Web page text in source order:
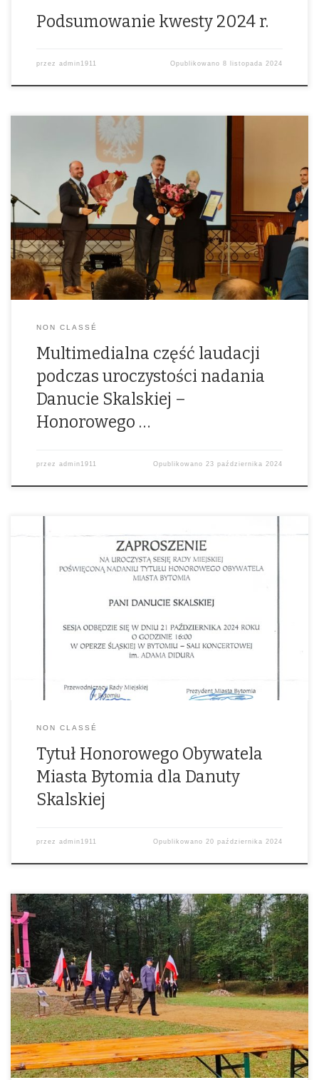
Podsumowanie kwesty 2024 r.
przez admin1911 Opublikowano8 listopada 2024
NON CLASSÉ
Multimedialna część laudacji
podczas uroczystości nadania
Danucie Skalskiej –
Honorowego …
przez admin1911 Opublikowano 23 października 2024
NON CLASSÉ
Tytuł Honorowego Obywatela
Miasta Bytomia dla Danuty
Skalskiej
przez admin1911 Opublikowano 20 października 2024
Artykuł o wydarzeniu: Stowarzyszenie Pamięci Armii Krajowej –
ODDZIAŁ GLIWICE (spak-gliwice.pl)